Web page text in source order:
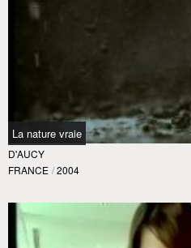
La nature vraie
D'AUCY
FRANCE / 2004